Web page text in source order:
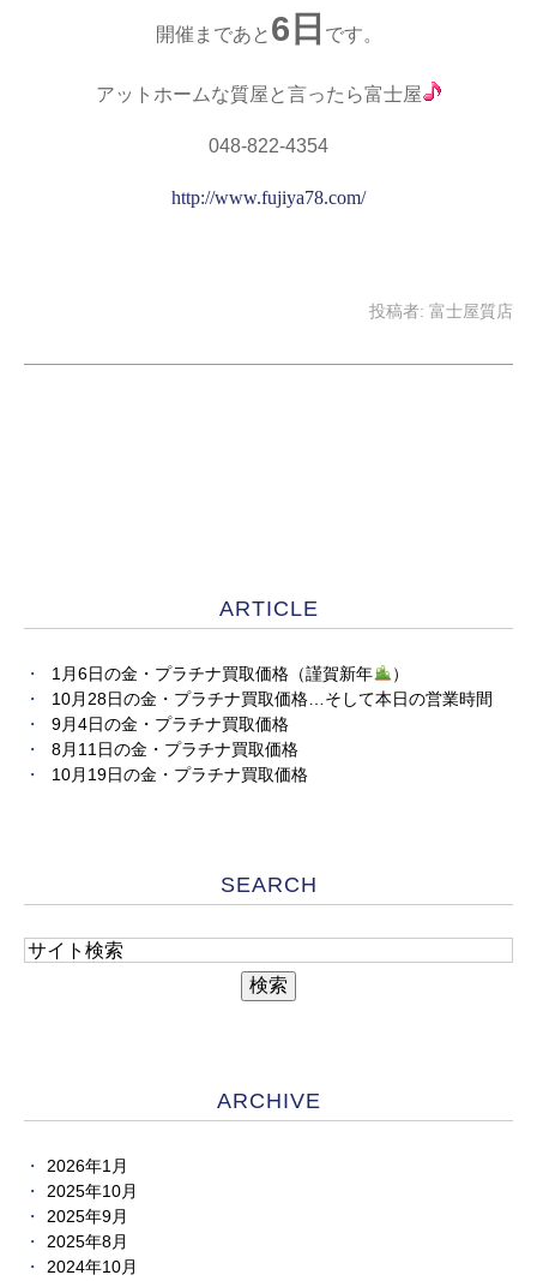
開催まであと 6日 です。
アットホームな質屋と言ったら富士屋
048-822-4354
http://www.fujiya78.com/
投稿者: 富士屋質店
ARTICLE
1月6日の金・プラチナ買取価格（謹賀新年
）
10月28日の金・プラチナ買取価格…そして本日の営業時間
9月4日の金・プラチナ買取価格
8月11日の金・プラチナ買取価格
10月19日の金・プラチナ買取価格
SEARCH
ARCHIVE
2026年1月
2025年10月
2025年9月
2025年8月
2024年10月